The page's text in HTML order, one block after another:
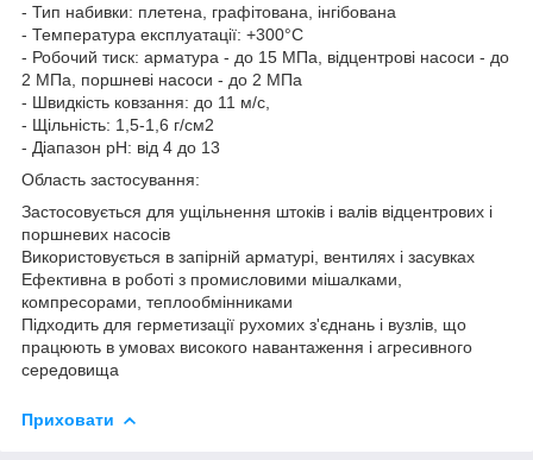
- Тип набивки: плетена, графітована, інгібована
- Температура експлуатації: +300°C
- Робочий тиск: арматура - до 15 МПа, відцентрові насоси - до
2 МПа, поршневі насоси - до 2 МПа
- Швидкість ковзання: до 11 м/с,
- Щільність: 1,5-1,6 г/см2
- Діапазон pH: від 4 до 13
Область застосування:
Застосовується для ущільнення штоків і валів відцентрових і
поршневих насосів
Використовується в запірній арматурі, вентилях і засувках
Ефективна в роботі з промисловими мішалками,
компресорами, теплообмінниками
Підходить для герметизації рухомих з'єднань і вузлів, що
працюють в умовах високого навантаження і агресивного
середовища
Приховати